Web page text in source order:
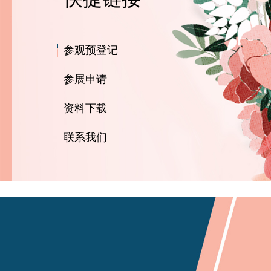
参观预登记
参展申请
资料下载
联系我们